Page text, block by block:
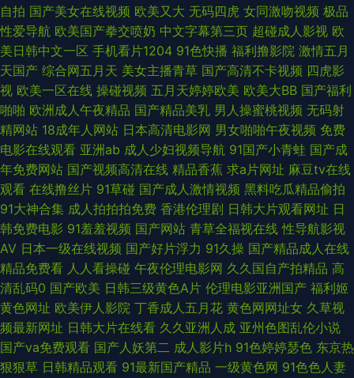
福利视频 成人午夜无码 日韩A片一區二區三區 91视频家庭 九一社区在线成
人视频 在线精品 趁人福利在线 无码高清精品成人 91大香蕉伊人在线 美欧韩
一三区 91大神草莓视频在线观看 极品影视一区二区三区 老色鬼深爱激情 先
锋资源人妻 91福利资源在线 wwwsaocom 五月丁香网站首页 黄页91网看黄
欧美2P小视频 老司机精品网 91次元黄色 国产精品婷婷精品 伊人无吗AV 国
产欧美日韩激情 在线中文字幕视频 浮力国产第一页产制 午夜久草资源站 AV
成人福利性导航 涩涩福利社 av五月导航 人妻熟妇无码精品专区 成AV人不卡
在线 五月社区色 东京热福利电影在线 五月激情不卡一区 99久久婷婷国产 人
妖专区 精品人妻久久中文字幕 91九色福利导航 欧美日韩综合在线 91香蕉国
产线 殴美性生话 91午夜精品福利 欧美片1区 91狼人社精品视频 另类美日韩
自拍 国产美女在线视频 欧美又大 无码四虎 女同激吻视频 极品
性爱导航 欧美国产拳交喷奶 中文字幕第三页 超碰成人影视 欧
美日韩中文一区 手机看片1204 91色快播 福利撸影院 激情五月
天国产 综合网五月天 美女主播青草 国产高清不卡视频 四虎影
视 欧美一区在线 操碰视频 五月天婷婷欧美 欧美大BB 国产福利
啪啪 欧洲成人午夜精品 国产精品美乳 男人操蜜桃视频 无码射
精网站 18成年人网站 日本高清电影网 男女啪啪午夜视频 免费
电影在线观看 亚洲ab 成人少妇视频导航 91国产小青蛙 国产成
年免费网站 国产视频高清在线 精品香蕉 求a片网址 麻豆tv在线
观看 在线撸丝片 91草碰 国产成人激情视频 黑料吃瓜精品偷拍
91大神合集 成人拍拍拍免费 香港伦理剧 日韩大片观看网址 日
韩免费电影 91羞羞视频 国产网站 青草全福视在线 性导航影视
AV 日本一级在线视频 国产好片浮力 91久操 国产精品成人在线
精品免费看 人人看操碰 午夜伦理电影网 久久国自产拍精品 高
清乱码0 国产欧美 日韩三级黄色A片 伦理电影亚洲国产 福利姬
黄色网址 欧美伊人影院 丁香成人五月花 黄色网网址女 久草视
频最新网址 日韩大片在线看 久久亚洲人成 亚州色图乱伦小说
国产va免费观看 国产人妖第二 成人影片h 91色婷婷瑟色 东京热
狠狠草 日韩精品观看 91最新国产精品 一级黄色网 91色色人妻